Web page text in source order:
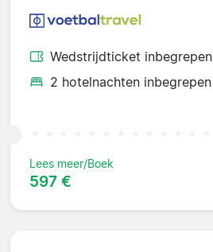
Wedstrijdticket inbegrepen
2 hotelnachten inbegrepen
Lees meer/Boek
597 €